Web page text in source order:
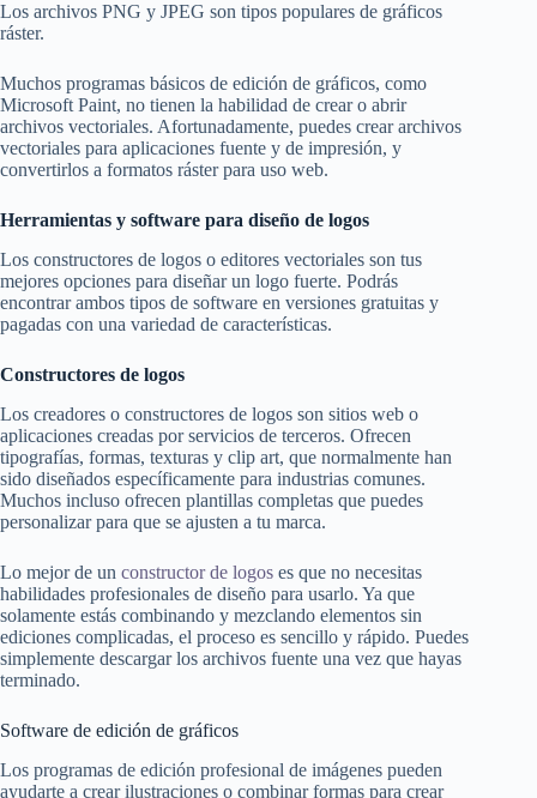
Los archivos PNG y JPEG son tipos populares de gráficos
ráster.
Muchos programas básicos de edición de gráficos, como
Microsoft Paint, no tienen la habilidad de crear o abrir
archivos vectoriales. Afortunadamente, puedes crear archivos
vectoriales para aplicaciones fuente y de impresión, y
convertirlos a formatos ráster para uso web.
Herramientas y software para diseño de logos
Los constructores de logos o editores vectoriales son tus
mejores opciones para diseñar un logo fuerte. Podrás
encontrar ambos tipos de software en versiones gratuitas y
pagadas con una variedad de características.
Constructores de logos
Los creadores o constructores de logos son sitios web o
aplicaciones creadas por servicios de terceros. Ofrecen
tipografías, formas, texturas y clip art, que normalmente han
sido diseñados específicamente para industrias comunes.
Muchos incluso ofrecen plantillas completas que puedes
personalizar para que se ajusten a tu marca.
Lo mejor de un constructor de logos es que no necesitas
habilidades profesionales de diseño para usarlo. Ya que
solamente estás combinando y mezclando elementos sin
ediciones complicadas, el proceso es sencillo y rápido. Puedes
simplemente descargar los archivos fuente una vez que hayas
terminado.
Software de edición de gráficos
Los programas de edición profesional de imágenes pueden
ayudarte a crear ilustraciones o combinar formas para crear